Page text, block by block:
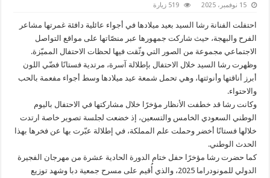
15 نوفمبر، 2025 519 زيارة
احتفلت الفنانة رشا السيد بعيد ميلادها في أجواء عائلية دافئة غمرتها مشاعر
الفرح والبهجة، حيث شاركت جمهورها عبر منصّاتها على مواقع التواصل
الاجتماعي مجموعة من الصور التي وثّقت فيها لحظات الاحتفال المميّزة.
وظهرت رشا السيد خلال الاحتفال بإطلالة آسرة، مرتدية فستانًا فضّي اللون
أبرز أناقتها وأنوثتها، وهي تحمل شمعة عيد ميلادها وسط أجواء مفعمة بالحب
والاحتواء.
وكانت رشا قد خطفت الأنظار مؤخرًا خلال مشاركتها في الاحتفال باليوم
الوطني السعودي الخامس والتسعين، إذ خضعت لجلسة تصوير خاصة ارتدت
خلالها فستانًا أخضر وحملت علم المملكة، في إطلالة عبّرت بها عن فخرها بهذا
الحدث الوطني.
كما حضرت رشا مؤخرًا حفل ختام الدورة الحادية عشرة من مهرجان الفجيرة
الدولي للمونودراما 2025، والذي أُقيم على مسرح جمعية دبا وشهد توزيع